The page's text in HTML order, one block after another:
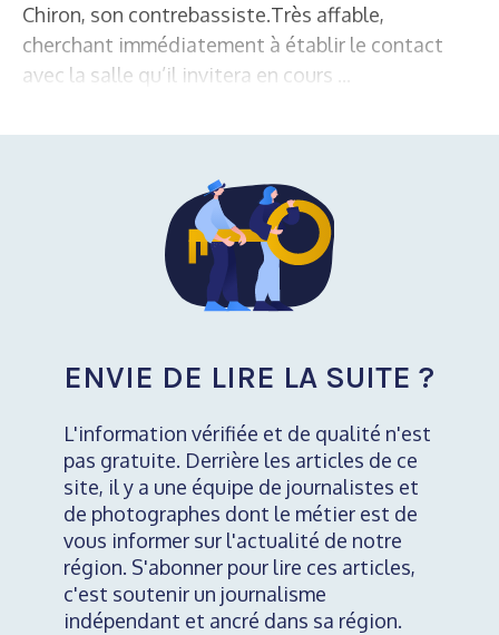
Chiron, son contrebassiste.Très affable,
cherchant immédiatement à établir le contact
avec la salle qu’il invitera en cours ...
ENVIE DE LIRE LA SUITE ?
L'information vérifiée et de qualité n'est
pas gratuite. Derrière les articles de ce
site, il y a une équipe de journalistes et
de photographes dont le métier est de
vous informer sur l'actualité de notre
région. S'abonner pour lire ces articles,
c'est soutenir un journalisme
indépendant et ancré dans sa région.